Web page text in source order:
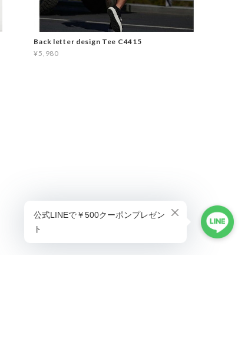
Back letter design Tee C4415
¥5,980